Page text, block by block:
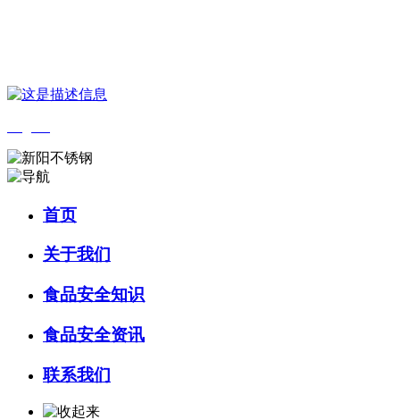
首页
关于我们
食品安全知识
食品安全资讯
联系我们